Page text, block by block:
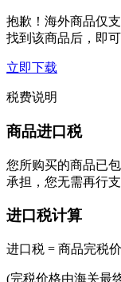
抱歉！海外商品仅
找到该商品后，即可
立即下载
税费说明
商品进口税
您所购买的商品已
承担，您无需再行
进口税计算
进口税 = 商品完税
(完税价格由海关最